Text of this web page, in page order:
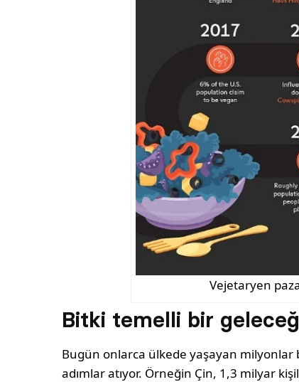
Vejetaryen
Bitki temelli bir
Bugün onlarca ülkede yaşayan
adımlar atıyor. Örneğin Çin, 1,3 milyar